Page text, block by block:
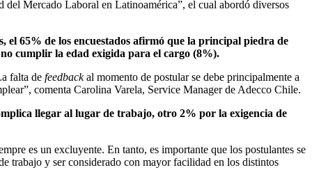
Mercado Laboral en Latinoamérica”, el cual abordó diversos
el 65% de los encuestados afirmó que la principal piedra de
cumplir la edad exigida para el cargo (8%).
falta de feedbackal momento de postular se debe principalmente a
comenta Carolina Varela, Service Manager de Adecco Chile.
llegar al lugar de trabajo, otro 2% por la exigencia de
es un excluyente. En tanto, es importante que los postulantes se
trabajo y ser considerado con mayor facilidad en los distintos